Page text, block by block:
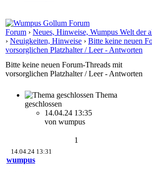
Forum › Neues, Hinweise, Wumpus Welt der
› Neuigkeiten, Hinweise › Bitte keine neuen
vorsorglichen Platzhalter / Leer - Antworten
Bitte keine neuen Forum-Threads mit
vorsorglichen Platzhalter / Leer - Antworten
Thema
geschlossen
14.04.24 13:35
von wumpus
1
14.04.24 13:31
wumpus